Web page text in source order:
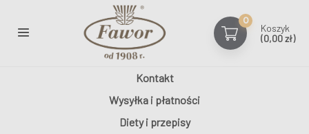
0
Koszyk
(0,00 zł)
Diety i przepisy
Wysyłka i płatności
Kontakt